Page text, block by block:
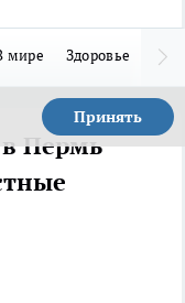
мире Здоровье
Принять
Пермь